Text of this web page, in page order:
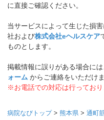
に直接ご確認ください。
当サービスによって生じた損
社および株式会社eヘルスケア
ものとします。
掲載情報に誤りがある場合に
ォーム からご連絡をいただけ
※お電話での対応は行っており
病院なびトップ> 熊本県 > 通町